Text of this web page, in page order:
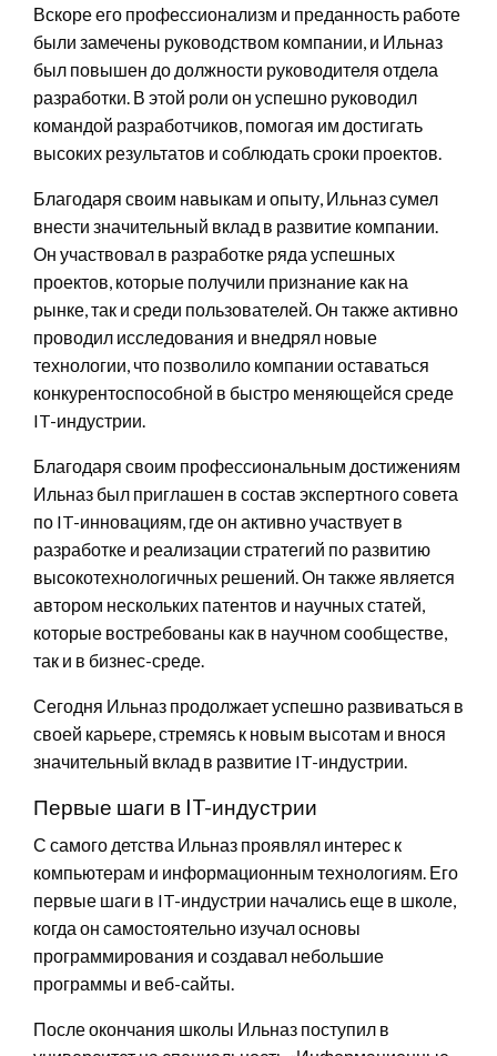
Вскоре его профессионализм и преданность работе
были замечены руководством компании, и Ильназ
был повышен до должности руководителя отдела
разработки. В этой роли он успешно руководил
командой разработчиков, помогая им достигать
высоких результатов и соблюдать сроки проектов.
Благодаря своим навыкам и опыту, Ильназ сумел
внести значительный вклад в развитие компании.
Он участвовал в разработке ряда успешных
проектов, которые получили признание как на
рынке, так и среди пользователей. Он также активно
проводил исследования и внедрял новые
технологии, что позволило компании оставаться
конкурентоспособной в быстро меняющейся среде
IT-индустрии.
Благодаря своим профессиональным достижениям
Ильназ был приглашен в состав экспертного совета
по IT-инновациям, где он активно участвует в
разработке и реализации стратегий по развитию
высокотехнологичных решений. Он также является
автором нескольких патентов и научных статей,
которые востребованы как в научном сообществе,
так и в бизнес-среде.
Сегодня Ильназ продолжает успешно развиваться в
своей карьере, стремясь к новым высотам и внося
значительный вклад в развитие IT-индустрии.
Первые шаги в IT-индустрии
С самого детства Ильназ проявлял интерес к
компьютерам и информационным технологиям. Его
первые шаги в IT-индустрии начались еще в школе,
когда он самостоятельно изучал основы
программирования и создавал небольшие
программы и веб-сайты.
После окончания школы Ильназ поступил в